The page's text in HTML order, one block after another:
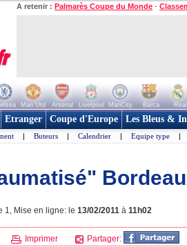
A retenir : Palmarès Coupe du Monde -
Man Utd Arsenal Liverpool ManCity Barca Real
Etranger Coupe d'Europe Les Bleus &
| Buteurs | Calendrier | Equipe type |
1, Mise en ligne: le 13/02/2011 à 11h02
Imprimer Partager: